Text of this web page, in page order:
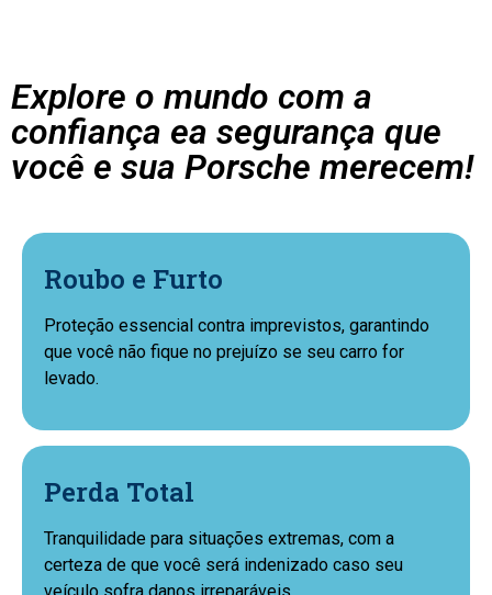
Explore o mundo com a
confiança ea segurança que
você e sua Porsche merecem!
Roubo e Furto
Proteção essencial contra imprevistos, garantindo
que você não fique no prejuízo se seu carro for
levado.
Perda Total
Tranquilidade para situações extremas, com a
certeza de que você será indenizado caso seu